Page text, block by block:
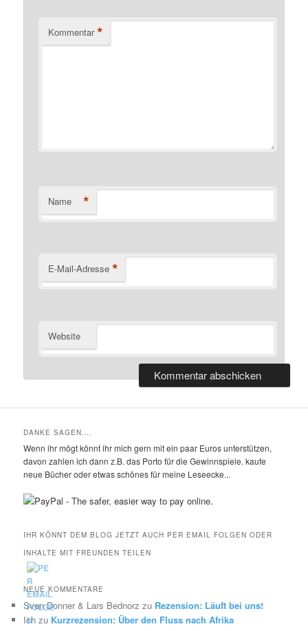
Kommentar *
Name *
E-Mail-Adresse *
Website
DANKE SAGEN….
Wenn ihr mögt könnt ihr mich gern mit ein paar Euros unterstützen,
davon zahlen ich dann z.B. das Porto für die Gewinnspiele. kaufe
neue Bücher oder etwas schönes für meine Leseecke...
IHR KÖNNT DEM BLOG JETZT AUCH PER EMAIL FOLGEN ODER
INHALTE MIT FREUNDEN TEILEN
NEUE KOMMENTARE
Sven Donner & Lars Bednorz zu Rezension: Läuft bei uns!
Ich zu Kurzrezension: Über den Fluss nach Afrika